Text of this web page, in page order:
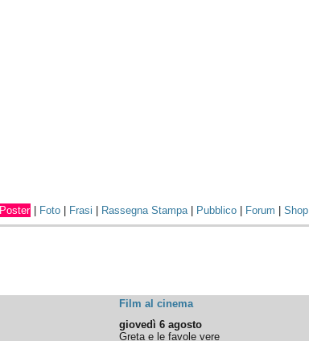
Poster Foto Frasi Rassegna Stampa| Pubblico Forum |Shop
Film al cinema
giovedì 6 agosto
Greta e le favole vere